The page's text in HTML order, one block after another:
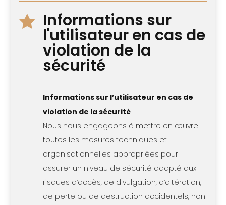
 Informations sur
l'utilisateur en cas de
violation de la
sécurité
Informations sur l’utilisateur en cas de
violation de la sécurité
Nous nous engageons à mettre en œuvre
toutes les mesures techniques et
organisationnelles appropriées pour
assurer un niveau de sécurité adapté aux
risques d’accès, de divulgation, d’altération,
de perte ou de destruction accidentels, non